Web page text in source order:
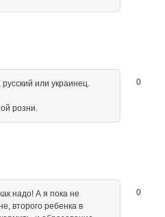
0
или украинец.
розни.
0
надо! А я пока не
второго ребенка в